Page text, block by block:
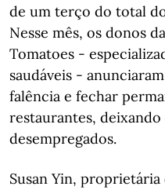
de um terço do total
Nesse mês, os donos
Tomatoes -
saudáveis -
falência e fechar
restaurantes,
desempregados.
Susan Yin,